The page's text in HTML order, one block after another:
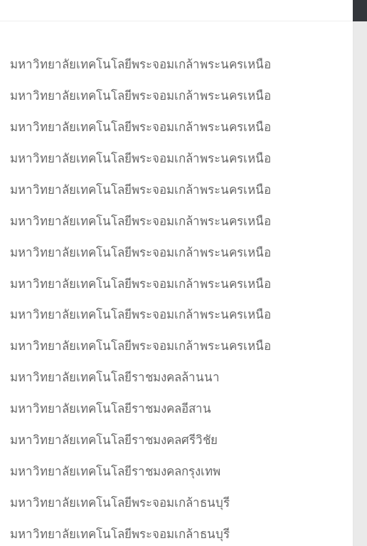
มหาวิทยาลัยเทคโนโลยีพระจอมเกล้าพระนครเหนือ
มหาวิทยาลัยเทคโนโลยีพระจอมเกล้าพระนครเหนือ
มหาวิทยาลัยเทคโนโลยีพระจอมเกล้าพระนครเหนือ
มหาวิทยาลัยเทคโนโลยีพระจอมเกล้าพระนครเหนือ
มหาวิทยาลัยเทคโนโลยีพระจอมเกล้าพระนครเหนือ
มหาวิทยาลัยเทคโนโลยีพระจอมเกล้าพระนครเหนือ
มหาวิทยาลัยเทคโนโลยีพระจอมเกล้าพระนครเหนือ
มหาวิทยาลัยเทคโนโลยีพระจอมเกล้าพระนครเหนือ
มหาวิทยาลัยเทคโนโลยีพระจอมเกล้าพระนครเหนือ
มหาวิทยาลัยเทคโนโลยีพระจอมเกล้าพระนครเหนือ
มหาวิทยาลัยเทคโนโลยีราชมงคลล้านนา
มหาวิทยาลัยเทคโนโลยีราชมงคลอีสาน
มหาวิทยาลัยเทคโนโลยีราชมงคลศรีวิชัย
มหาวิทยาลัยเทคโนโลยีราชมงคลกรุงเทพ
มหาวิทยาลัยเทคโนโลยีพระจอมเกล้าธนบุรี
มหาวิทยาลัยเทคโนโลยีพระจอมเกล้าธนบุรี